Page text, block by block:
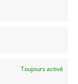
Toujours activé